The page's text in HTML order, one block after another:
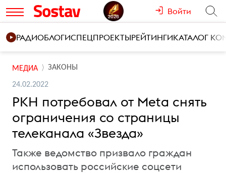
Войти
РАДИОБЛОГИСПЕЦПРОЕКТЫРЕЙТИНГИКАТАЛОГ
МЕДИА ЗАКОНЫ
24.02.2022
РКН потребовал от Meta снять
ограничения со страницы
телеканала «Звезда»
Также ведомство призвало граждан
использовать российские соцсети